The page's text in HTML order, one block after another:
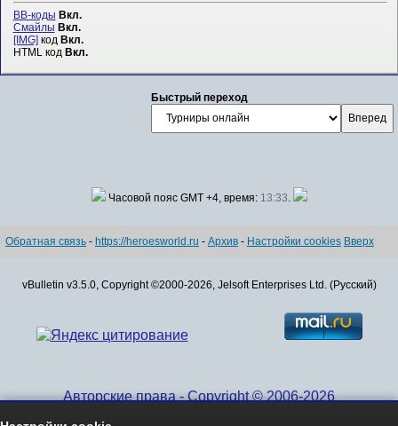
BB-коды Вкл.
Смайлы Вкл.
[IMG]код Вкл.
HTML код Вкл.
Быстрый переход
Часовой пояс GMT +4, время: 13:33.
Обратная связь - https://heroesworld.ru - Архив - Настройки cookies Вверх
vBulletin v3.5.0, Copyright ©2000-2026, Jelsoft Enterprises Ltd. (Русский)
Авторские права - Copyright © 2006-2026